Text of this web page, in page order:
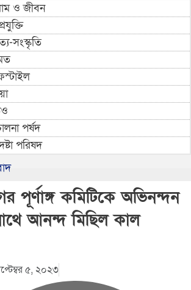
ও জীবন
সংস্কৃতি
পর্ষদ
পরিষদ
পূর্ণাঙ্গ কমিটিকে অভিনন্দন
আনন্দ মিছিল কাল
৫, ২০২৩